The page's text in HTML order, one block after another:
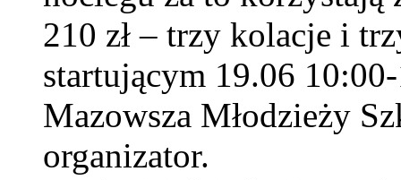
210 zł – trzy kolacje i
startującym 19.06
Mazowsza Młodzieży
organizator.